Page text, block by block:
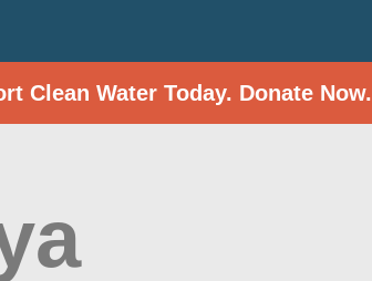
Clean Water Today. Donate Now.